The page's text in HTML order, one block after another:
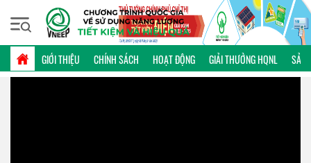
GIỚI THIỆU CHÍNH SÁCH HOẠT ĐỘNG GIẢI THƯỞNG HQNL SẢN
Chủ nhật, 09/08/2026 | 19:50 GMT+7
VIDEO